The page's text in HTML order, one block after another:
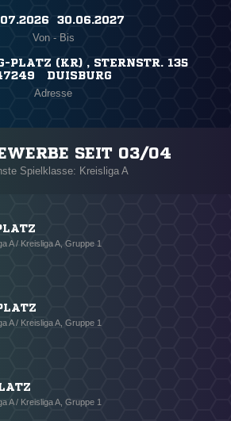
30.06.2027
Von - Bis
PLATZ (KR) , STERNSTR. 135
DUISBURG
Adresse
SEIT 03/04
Spielklasse: Kreisliga A
A / Kreisliga A, Gruppe 1
A / Kreisliga A, Gruppe 1
A / Kreisliga A, Gruppe 1